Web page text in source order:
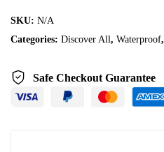
SKU: N/A
Categories: Discover All, Waterproof,
Safe Checkout Guarantee